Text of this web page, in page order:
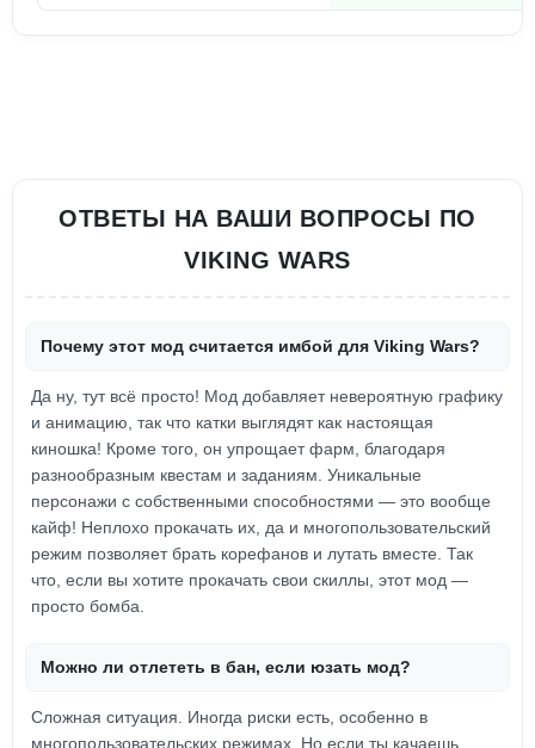
ОТВЕТЫ НА ВАШИ ВОПРОСЫ ПО
VIKING WARS
Почему этот мод считается имбой для Viking Wars?
Да ну, тут всё просто! Мод добавляет невероятную графику
и анимацию, так что катки выглядят как настоящая
киношка! Кроме того, он упрощает фарм, благодаря
разнообразным квестам и заданиям. Уникальные
персонажи с собственными способностями — это вообще
кайф! Неплохо прокачать их, да и многопользовательский
режим позволяет брать корефанов и лутать вместе. Так
что, если вы хотите прокачать свои скиллы, этот мод —
просто бомба.
Можно ли отлететь в бан, если юзать мод?
Сложная ситуация. Иногда риски есть, особенно в
многопользовательских режимах. Но если ты качаешь